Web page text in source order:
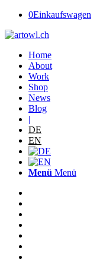
0Einkaufswagen
Home
About
Work
Shop
News
Blog
|
DE
EN
Menü Menü